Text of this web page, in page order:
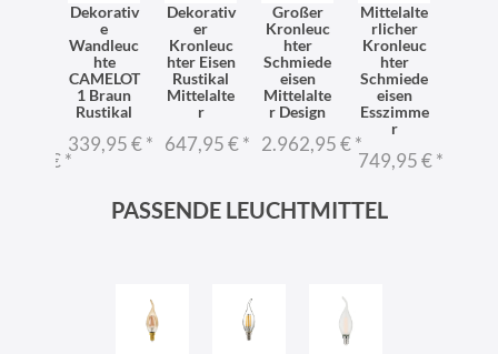
€*
Dekorativ
e
Wandleuc
hte
CAMELOT
1 Braun
Rustikal
339,95 €*
Dekorativ
er
Kronleuc
hter Eisen
Rustikal
Mittelalte
r
647,95 €*
Großer
Kronleuc
hter
Schmiede
eisen
Mittelalte
r Design
2.962,95 €*
Mittelalte
rlicher
Kronleuc
hter
Schmiede
eisen
Esszimme
r
749,95 €*
PASSENDE LEUCHTMITTEL